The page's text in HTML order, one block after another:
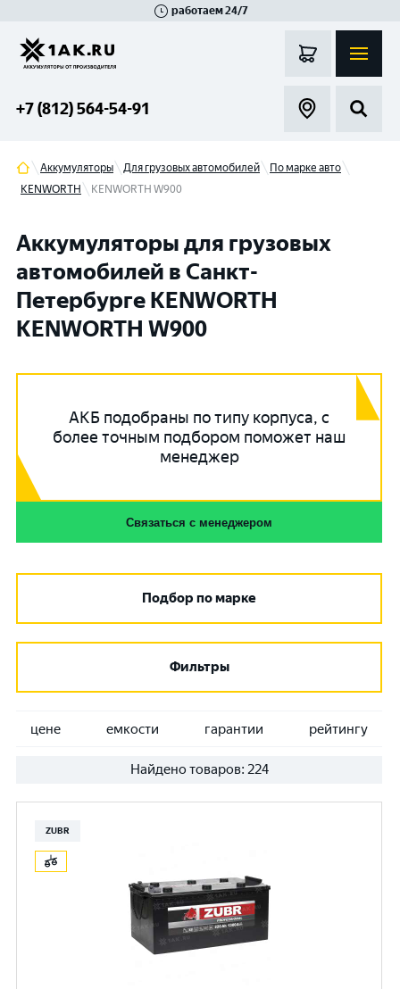
работаем 24/7
+7 (812) 564-54-91
Аккумуляторы Для грузовых автомобилей
По марке авто
KENWORTH
KENWORTH W900
Аккумуляторы для грузовых
автомобилей в Санкт-
Петербурге KENWORTH
KENWORTH W900
АКБ подобраны по типу корпуса, с
более точным подбором поможет наш
менеджер
Связаться с менеджером
Подбор по марке
Фильтры
цене емкости гарантии рейтингу
Найдено товаров: 224
ZUBR
Гатчина